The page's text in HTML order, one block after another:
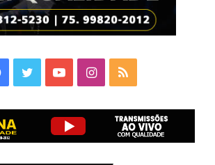
Facebook
TwitterYouTubeInstagram
RSS